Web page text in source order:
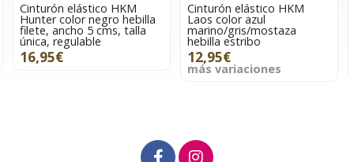
Cinturón elástico HKM
Hunter color negro hebilla
filete, ancho 5 cms, talla
única, regulable
16,95€
Cinturón elástico HKM
Laos color azul
marino/gris/mostaza
hebilla estribo
12,95€
más variaciones